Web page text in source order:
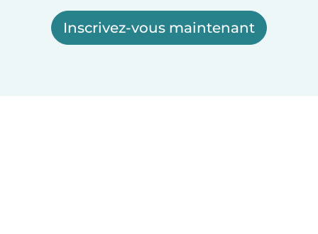
Inscrivez-vous maintenant